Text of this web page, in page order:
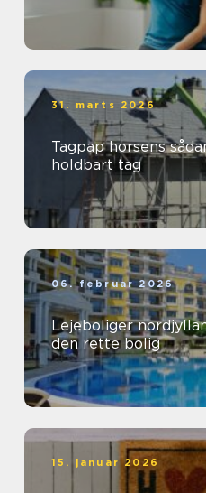
31. marts 2026
Tagpap horsens sådan får du et tæt og
holdbart tag
06. februar 2026
Lejeboliger nordjylland sådan
den rette bolig
15. januar 2026